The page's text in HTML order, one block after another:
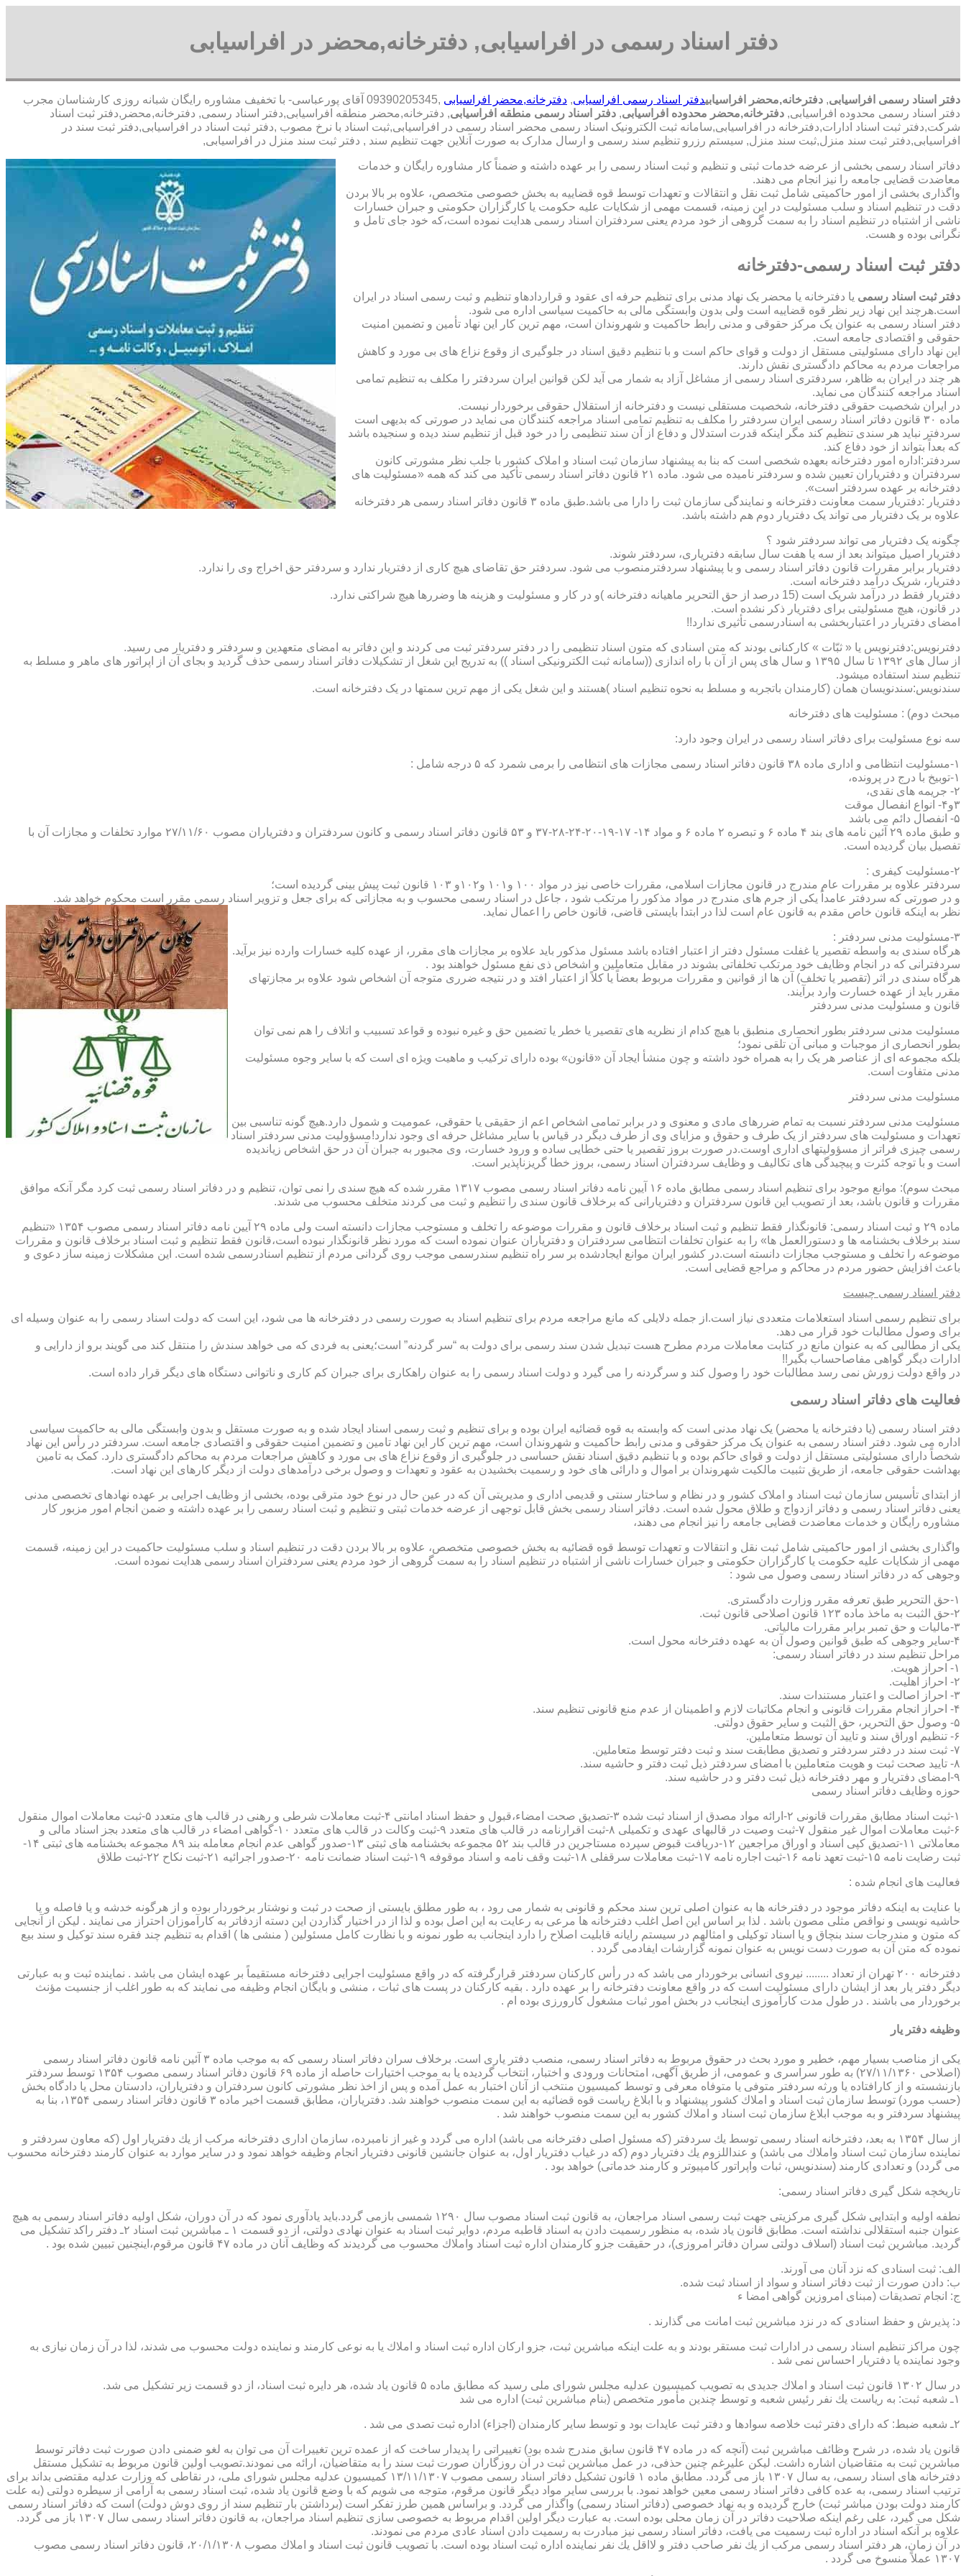
دفتر اسناد رسمی در افراسیابی, دفترخانه,محضر در افراسیابی
دفتر اسناد رسمی افراسیابی, دفترخانه,محضر افراسیابیدفتر اسناد رسمی افراسیابی, دفترخانه,محضر افراسیابی
,09390205345 آقای پورعباسی- با تخفیف مشاوره رايگان شبانه روزی کارشناسان مجرب
دفتر اسناد رسمی محدوده افراسیابی, دفترخانه,محضر محدوده افراسیابی, دفتر اسناد رسمی منطقه افراسیابی, دفترخانه,محضر منطقه افراسیابی,دفتر اسناد رسمی, دفترخانه,محضر,دفتر ثبت اسناد
شرکت,دفتر ثبت اسناد ادارات,دفترخانه در افراسیابی,سامانه ثبت الکترونیک اسناد رسمی محضر اسناد رسمی در افراسیابی,ثبت اسناد با نرخ مصوب ,دفتر ثبت اسناد در افراسیابی,دفتر ثبت سند در
افراسیابی,دفتر ثبت سند منزل,ثبت سند منزل, سیستم رزرو تنظیم سند رسمی و ارسال مدارک به صورت آنلاین جهت تنظیم سند , دفتر ثبت سند منزل در افراسیابی,
دفاتر اسناد رسمی بخشی از عرضه خدمات ثبتی و تنظیم و ثبت اسناد رسمی را بر عهده داشته و ضمناً کار مشاوره رایگان و خدمات
معاضدت قضایی جامعه را نیز انجام می دهند.
واگذاری بخشی از امور حاکمیتی شامل ثبت نقل و انتقالات و تعهدات توسط قوه قضاییه به بخش خصوصی متخصص، علاوه بر بالا بردن
دقت در تنظیم اسناد و سلب مسئولیت در این زمینه، قسمت مهمی از شکایات علیه حکومت یا کارگزاران حکومتی و جبران خسارات
ناشی از اشتباه در تنظیم اسناد را به سمت گروهی از خود مردم یعنی سردفتران اسناد رسمی هدایت نموده است،که خود جای تامل و
نگرانی بوده و هست.
دفتر ثبت اسناد رسمی-دفترخانه
دفتر ثبت اسناد رسمی یا دفترخانه یا محضر یک نهاد مدنی برای تنظیم حرفه ای عقود و قراردادهاو تنظیم و ثبت رسمی اسناد در ایران
است.هرچند این نهاد زیر نظر قوه قضاییه است ولی بدون وابستگی مالی به حاکمیت سیاسی اداره می شود.
دفتر اسناد رسمی به عنوان یک مرکز حقوقی و مدنی رابط حاکمیت و شهروندان است، مهم ترین کار این نهاد تأمین و تضمین امنیت
حقوقی و اقتصادی جامعه است.
این نهاد دارای مسئولیتی مستقل از دولت و قوای حاکم است و با تنظیم دقیق اسناد در جلوگیری از وقوع نزاع های بی مورد و کاهش
مراجعات مردم به محاکم دادگستری نقش دارند.
هر چند در ایران به ظاهر، سردفتری اسناد رسمی از مشاغل آزاد به شمار می آید لکن قوانین ایران سردفتر را مکلف به تنظیم تمامی
اسناد مراجعه کنندگان می نماید.
در ایران شخصیت حقوقی دفترخانه، شخصیت مستقلی نیست و دفترخانه از استقلال حقوقی برخوردار نیست.
ماده ۳۰ قانون دفاتر اسناد رسمی ایران سردفتر را مکلف به تنظیم تمامی اسناد مراجعه کنندگان می نماید در صورتی که بدیهی است
سردفتر نباید هر سندی تنظیم کند مگر اینکه قدرت استدلال و دفاع از آن سند تنظیمی را در خود قبل از تنظیم سند دیده و سنجیده باشد
که بعداً بتواند از خود دفاع کند.
سردفتر:اداره امور دفترخانه بعهده شخصی است که بنا به پیشنهاد سازمان ثبت اسناد و املاک کشور با جلب نظر مشورتی کانون
سردفتران و دفتریاران تعیین شده و سردفتر نامیده می شود. ماده ۲۱ قانون دفاتر اسناد رسمی تأکید می کند که همه «مسئولیت های
دفترخانه بر عهده سردفتر است».
دفتریار :دفتریار سمت معاونت دفترخانه و نمایندگی سازمان ثبت را دارا می باشد.طبق ماده ۳ قانون دفاتر اسناد رسمی هر دفترخانه
علاوه بر یک دفتریار می تواند یک دفتریار دوم هم داشته باشد.
چگونه یک دفتریار می تواند سردفتر شود ؟
دفتریار اصیل میتواند بعد از سه یا هفت سال سابقه دفتریاری، سردفتر شوند.
دفتریار برابر مقررات قانون دفاتر اسناد رسمی و با پیشنهاد سردفترمنصوب می شود. سردفتر حق تقاضای هیچ کاری از دفتریار ندارد و سردفتر حق اخراج وی را ندارد.
دفتریار، شریک درآمد دفترخانه است.
دفتریار فقط در درآمد شریک است (15 درصد از حق التحریر ماهیانه دفترخانه )و در کار و مسئولیت و هزینه ها وضررها هیچ شراکتی ندارد.
در قانون، هیچ مسئولیتی برای دفتریار ذکر نشده است.
امضای دفتریار در اعتباربخشی به اسنادرسمی تأثیری ندارد!!
دفترنویس:دفترنویس یا « ثبّات » کارکنانی بودند که متن اسنادی که متون اسناد تنظیمی را در دفتر سردفتر ثبت می کردند و این دفاتر به امضای متعهدین و سردفتر و دفتریار می رسید.
از سال های ۱۳۹۲ تا سال ۱۳۹۵ و سال های پس از آن با راه اندازی ((سامانه ثبت الکترونیکی اسناد )) به تدریج این شغل از تشکیلات دفاتر اسناد رسمی حذف گردید و بجای آن از اپراتور های ماهر و مسلط به
تنظیم سند استفاده میشود.
سندنویس:سندنویسان همان (کارمندان باتجربه و مسلط به نحوه تنظیم اسناد )هستند و این شغل یکی از مهم ترین سمتها در یک دفترخانه است.
مبحث دوم) : مسئولیت های دفترخانه
سه نوع مسئولیت برای دفاتر اسناد رسمی در ایران وجود دارد:
۱-مسئولیت انتظامی و اداری ماده ۳۸ قانون دفاتر اسناد رسمی مجازات های انتظامی را برمی شمرد که ۵ درجه شامل :
۱-توبیخ با درج در پرونده،
۲- جریمه های نقدی،
۳و۴- انواع انفصال موقت
۵- انفصال دائم می باشد
و طبق ماده ۲۹ آئین نامه های بند ۴ ماده ۶ و تبصره ۲ ماده ۶ و مواد ۱۴- ۱۷-۱۹-۲۰-۲۴-۲۸-۳۷ و ۵۳ قانون دفاتر اسناد رسمی و کانون سردفتران و دفتریاران مصوب ۲۷/۱۱/۶۰ موارد تخلفات و مجازات آن با
تفصیل بیان گردیده است.
۲-مسئولیت کیفری :
سردفتر علاوه بر مقررات عام مندرج در قانون مجازات اسلامی، مقررات خاصی نیز در مواد ۱۰۰ و۱۰۱ و۱۰۲و ۱۰۳ قانون ثبت پیش بینی گردیده است؛
و در صورتی که سردفتر عامداً یکی از جرم های مندرج در مواد مذکور را مرتکب شود ، جاعل در اسناد رسمی محسوب و به مجازاتی که برای جعل و تزویر اسناد رسمی مقرر است محکوم خواهد شد.
نظر به اینکه قانون خاص مقدم به قانون عام است لذا در ابتدا بایستی قاضی، قانون خاص را اعمال نماید.
۳-مسئولیت مدنی سردفتر :
هرگاه سندی به واسطه تقصیر یا غفلت مسئول دفتر از اعتبار افتاده باشد مسئول مذکور باید علاوه بر مجازات های مقرر، از عهده کلیه خسارات وارده نیز برآید.
سردفترانی که در انجام وظایف خود مرتکب تخلفاتی بشوند در مقابل متعاملین و اشخاص ذی نفع مسئول خواهند بود .
هرگاه سندی در اثر (تقصیر یا تخلف) آن ها از قوانین و مقررات مربوط بعضاً یا کلاً از اعتبار افتد و در نتیجه ضرری متوجه آن اشخاص شود علاوه بر مجازتهای
مقرر باید از عهده خسارت وارد برآیند.
قانون و مسئولیت مدنی سردفتر
مسئولیت مدنی سردفتر بطور انحصاری منطبق با هیچ کدام از نظریه های تقصیر یا خطر یا تضمین حق و غیره نبوده و قواعد تسبیب و اتلاف را هم نمی توان
بطور انحصاری از موجبات و مبانی آن تلقی نمود؛
بلکه مجموعه ای از عناصر هر یک را به همراه خود داشته و چون منشأ ایجاد آن «قانون» بوده دارای ترکیب و ماهیت ویژه ای است که با سایر وجوه مسئولیت
مدنی متفاوت است.
مسئولیت مدنی سردفتر
مسئولیت مدنی سردفتر نسبت به تمام ضررهای مادی و معنوی و در برابر تمامی اشخاص اعم از حقیقی یا حقوقی، عمومیت و شمول دارد.هیچ گونه تناسبی بین
تعهدات و مسئولیت های سردفتر از یک طرف و حقوق و مزایای وی از طرف دیگر در قیاس با سایر مشاغل حرفه ای وجود ندارد!مسؤولیت مدنی سردفتر اسناد
رسمی چیزی فراتر از مسؤولیتهای اداری اوست.در صورت بروز تقصیر یا حتی خطایی ساده و ورود خسارت، وی مجبور به جبران آن در حق اشخاص زیاندیده
است و با توجه کثرت و پیچیدگی های تکالیف و وظایف سردفتران اسناد رسمی، بروز خطا گریزناپذیر است.
مبحث سوم): موانع موجود برای تنظیم اسناد رسمی مطابق ماده ۱۶ آیین نامه دفاتر اسناد رسمی مصوب ۱۳۱۷ مقرر شده که هیچ سندی را نمی توان، تنظیم و در دفاتر اسناد رسمی ثبت کرد مگر آنکه موافق
مقررات و قانون باشد، بعد از تصویب این قانون سردفتران و دفتریارانی که برخلاف قانون سندی را تنظیم و ثبت می کردند متخلف محسوب می شدند.
ماده ۲۹ و ثبت اسناد رسمی: قانونگذار فقط تنظیم و ثبت اسناد برخلاف قانون و مقررات موضوعه را تخلف و مستوجب مجازات دانسته است ولی ماده ۲۹ آیین نامه دفاتر اسناد رسمی مصوب ۱۳۵۴ «تنظیم
سند برخلاف بخشنامه ها و دستورالعمل ها» را به عنوان تخلفات انتظامی سردفتران و دفتریاران عنوان نموده است که مورد نظر قانونگذار نبوده است،قانون فقط تنظیم و ثبت اسناد برخلاف قانون و مقررات
موضوعه را تخلف و مستوجب مجازات دانسته است.در کشور ایران موانع ایجادشده بر سر راه تنظیم سندرسمی موجب روی گردانی مردم از تنظیم اسنادرسمی شده است. این مشکلات زمینه ساز دعوی و
باعث افزایش حضور مردم در محاکم و مراجع قضایی است.
دفتر اسناد رسمی چیست
برای تنظیم رسمی اسناد استعلامات متعددی نیاز است.از جمله دلایلی که مانع مراجعه مردم برای تنظیم اسناد به صورت رسمی در دفترخانه ها می شود، این است که دولت اسناد رسمی را به عنوان وسیله ای
برای وصول مطالبات خود قرار می دهد.
یکی از مطالبی که به عنوان مانع در کتابت معاملات مردم مطرح هست تبدیل شدن سند رسمی برای دولت به “سر گردنه” است؛یعنی به فردی که می خواهد سندش را منتقل کند می گویند برو از دارایی و
ادارات دیگر گواهی مفاصاحساب بگیر!!
در واقع دولت زورش نمی رسد مطالبات خود را وصول کند و سرگردنه را می گیرد و دولت اسناد رسمی را به عنوان راهکاری برای جبران کم کاری و ناتوانی دستگاه های دیگر قرار داده است.
فعالیت های دفاتر اسناد رسمی
دفتر اسناد رسمی (یا دفترخانه یا محضر) یک نهاد مدنی است که وابسته به قوه قضائیه ایران بوده و برای تنظیم و ثبت رسمی اسناد ایجاد شده و به صورت مستقل و بدون وابستگی مالی به حاکمیت سیاسی
اداره می شود. دفتر اسناد رسمی به عنوان یک مرکز حقوقی و مدنی رابط حاکمیت و شهروندان است، مهم ترین کار این نهاد تامین و تضمین امنیت حقوقی و اقتصادی جامعه است. سردفتر در رأس این نهاد
شخصاً دارای مسئولیتی مستقل از دولت و قوای حاکم بوده و با تنظیم دقیق اسناد نقش حساسی در جلوگیری از وقوع نزاع های بی مورد و کاهش مراجعات مردم به محاکم دادگستری دارد. کمک به تامین
بهداشت حقوقی جامعه، از طریق تثبیت مالکیت شهروندان بر اموال و دارائی های خود و رسمیت بخشیدن به عقود و تعهدات و وصول برخی درآمدهای دولت از دیگر کارهای این نهاد است.
از ابتدای تأسیس سازمان ثبت اسناد و املاک کشور و در نظام و ساختار سنتی و قدیمی اداری و مدیریتی آن که در عین حال در نوع خود مترقی بوده، بخشی از وظایف اجرایی بر عهده نهادهای تخصصی مدنی
یعنی دفاتر اسناد رسمی و دفاتر ازدواج و طلاق محول شده است. دفاتر اسناد رسمی بخش قابل توجهی از عرضه خدمات ثبتی و تنظیم و ثبت اسناد رسمی را بر عهده داشته و ضمن انجام امور مزبور کار
مشاوره رایگان و خدمات معاضدت قضایی جامعه را نیز انجام می دهند،
واگذاری بخشی از امور حاکمیتی شامل ثبت نقل و انتقالات و تعهدات توسط قوه قضائیه به بخش خصوصی متخصص، علاوه بر بالا بردن دقت در تنظیم اسناد و سلب مسئولیت حاکمیت در این زمینه، قسمت
مهمی از شکایات علیه حکومت یا کارگزاران حکومتی و جبران خسارات ناشی از اشتباه در تنظیم اسناد را به سمت گروهی از خود مردم یعنی سردفتران اسناد رسمی هدایت نموده است.
وجوهی که در دفاتر اسناد رسمی وصول می شود :
۱-حق التحریر طبق تعرفه مقرر وزارت دادگستری.
۲-حق الثبت به ماخذ ماده ۱۲۳ قانون اصلاحی قانون ثبت.
۳-مالیات و حق تمبر برابر مقررات مالیاتی.
۴-سایر وجوهی که طبق قوانین وصول آن به عهده دفترخانه محول است.
مراحل تنظیم سند در دفاتر اسناد رسمی:
۱- احراز هویت.
۲- احراز اهلیت.
۳- احراز اصالت و اعتبار مستندات سند.
۴- احراز انجام مقررات قانونی و انجام مکاتبات لازم و اطمینان از عدم منع قانونی تنظیم سند.
۵- وصول حق التحریر، حق الثبت و سایر حقوق دولتی.
۶- تنظیم اوراق سند و تایید آن توسط متعاملین.
۷- ثبت سند در دفتر سردفتر و تصدیق مطابقت سند و ثبت دفتر توسط متعاملین.
۸- تایید صحت ثبت و هویت متعاملین با امضای سردفتر ذیل ثبت دفتر و حاشیه سند.
۹-امضای دفتریار و مهر دفترخانه ذیل ثبت دفتر و در حاشیه سند.
حوزه وظایف دفاتر اسناد رسمی
۱-ثبت اسناد مطابق مقررات قانونی ۲-ارائه مواد مصدق از اسناد ثبت شده ۳-تصدیق صحت امضاء،قبول و حفظ اسناد امانتی ۴-ثبت معاملات شرطی و رهنی در قالب های متعدد ۵-ثبت معاملات اموال منقول
۶-ثبت معاملات اموال غیر منقول ۷-ثبت وصیت در قالبهای عهدی و تکمیلی ۸-ثبت اقرارنامه در قالب های متعدد ۹-ثبت وکالت در قالب های متعدد ۱۰-گواهی امضاء در قالب های متعدد بجز اسناد مالی و
معاملاتی ۱۱-تصدیق کپی اسناد و اوراق مراجعین ۱۲-دریافت قبوض سپرده مستاجرین در قالب بند ۵۲ مجموعه بخشنامه های ثبتی ۱۳-صدور گواهی عدم انجام معامله بند ۸۹ مجموعه بخشنامه های ثبتی ۱۴-
ثبت رضایت نامه ۱۵-ثبت تعهد نامه ۱۶-ثبت اجاره نامه ۱۷-ثبت معاملات سرقفلی ۱۸-ثبت وقف نامه و اسناد موقوفه ۱۹-ثبت اسناد ضمانت نامه ۲۰-صدور اجرائیه ۲۱-ثبت نکاح ۲۲-ثبت طلاق
فعالیت های انجام شده :
با عنایت به اینکه دفاتر موجود در دفترخانه ها به عنوان اصلی ترین سند محکم و قانونی به شمار می رود ، به طور مطلق بایستی از صحت در ثبت و نوشتار برخوردار بوده و از هرگونه خدشه و یا فاصله و یا
حاشیه نویسی و نواقص مثلی مصون باشد . لذا بر اساس این اصل اغلب دفترخانه ها مرعی به رعایت به این اصل بوده و لذا از در اختیار گذاردن این دسته ازدفاتر به کارآموزان احتراز می نمایند . لیکن از آنجایی
که متون و مندرجات سند بنچاق و یا اسناد توکیلی و امثالهم در سیستم رایانه قابلیت اصلاح را دارد اینجانب به طور نمونه و با نظارت کامل مسئولین ( منشی ها ) اقدام به تنظیم چند فقره سند توکیل و سند بیع
نموده که متن آن به صورت دست نویس به عنوان نمونه گزارشات ایفادمی گردد .
دفترخانه ۲۰۰ تهران از تعداد ........ نیروی انسانی برخوردار می باشد که در رأس کارکنان سردفتر قرارگرفته که در واقع مسئولیت اجرایی دفترخانه مستقیماً بر عهده ایشان می باشد . نماینده ثبت و به عبارتی
دیگر دفتر یار بعد از ایشان دارای مسئولیت است که در واقع معاونت دفترخانه را بر عهده دارد . بقیه کارکنان در پست های ثبات ، منشی و بایگان انجام وظیفه می نمایند که به طور اغلب از جنسیت مؤنث
برخوردار می باشند . در طول مدت کارآموزی اینجانب در بخش امور ثبات مشغول کارورزی بوده ام .
وظیفه دفتر یار
یكی از مناصب بسیار مهم، خطیر و مورد بحث در حقوق مربوط به دفاتر اسناد رسمی، منصب دفتر یاری است. برخلاف سران دفاتر اسناد رسمی كه به موجب ماده ۳ آئین نامه قانون دفاتر اسناد رسمی
(اصلاحی ۲۷/۱۱/۱۳۶۰) به طور سراسری و عمومی، از طریق آگهی، امتحانات ورودی و اختبار، انتخاب گردیده یا به موجب اختیارات حاصله از ماده ۶۹ قانون دفاتر اسناد رسمی مصوب ۱۳۵۴ توسط سردفتر
بازنشسته و از كارافتاده یا ورثه سردفتر متوفی یا متوفاه معرفی و توسط كمیسیون منتخب از آنان اختبار به عمل آمده و پس از اخذ نظر مشورتی كانون سردفتران و دفتریاران، دادستان محل یا دادگاه بخش
(حسب مورد) توسط سازمان ثبت اسناد و املاك كشور پیشنهاد و با ابلاغ ریاست قوه قضائیه به این سمت منصوب خواهند شد. دفتریاران، مطابق قسمت اخیر ماده ۳ قانون دفاتر اسناد رسمی ۱۳۵۴، بنا به
پیشنهاد سردفتر و به موجب ابلاغ سازمان ثبت اسناد و املاك كشور به این سمت منصوب خواهند شد .
از سال ۱۳۵۴ به بعد، دفترخانه اسناد رسمی توسط یك سردفتر (كه مسئول اصلی دفترخانه می باشد) اداره می گردد و غیر از نامبرده، سازمان اداری دفترخانه مركب از یك دفتریار اول (كه معاون سردفتر و
نماینده سازمان ثبت اسناد واملاك می باشد) و عنداللزوم یك دفتریار دوم (كه در غیاب دفتریار اول، به عنوان جانشین قانونی دفتریار انجام وظیفه خواهد نمود و در سایر موارد به عنوان كارمند دفترخانه محسوب
می گردد) و تعدادی كارمند (سندنویس، ثبات واپراتور كامپیوتر و كارمند خدماتی) خواهد بود .
تاریخچه شكل گیری دفاتر اسناد رسمی:
نطفه اولیه و ابتدایی شكل گیری مركزیتی جهت ثبت رسمی اسناد مراجعان، به قانون ثبت اسناد مصوب سال ۱۲۹۰ شمسی بازمی گردد.باید یادآوری نمود كه در آن دوران، شكل اولیه دفاتر اسناد رسمی به هیچ
عنوان جنبه استقلالی نداشته است. مطابق قانون یاد شده، به منظور رسمیت دادن به اسناد قاطبه مردم، دوایر ثبت اسناد به عنوان نهادی دولتی، از دو قسمت ۱ ـ مباشرین ثبت اسناد ۲ـ دفتر راكد تشكیل می
گردید. مباشرین ثبت اسناد (اسلاف دولتی سران دفاتر امروزی)، در حقیقت جزو كارمندان اداره ثبت اسناد واملاك محسوب می گردیدند كه وظایف آنان در ماده ۴۷ قانون مرقوم،اینچنین تبیین شده بود .
الف: ثبت اسنادی كه نزد آنان می آورند.
ب: دادن صورت از ثبت دفاتر اسناد و سواد از اسناد ثبت شده.
ج: انجام تصدیقات (مبنای امروزین گواهی امضا ء
د: پذیرش و حفظ اسنادی كه در نزد مباشرین ثبت امانت می گذارند .
چون مراكز تنظیم اسناد رسمی در ادارات ثبت مستقر بودند و به علت اینكه مباشرین ثبت، جزو اركان اداره ثبت اسناد و املاك یا به نوعی كارمند و نماینده دولت محسوب می شدند، لذا در آن زمان نیازی به
وجود نماینده یا دفتریار احساس نمی شد .
در سال ۱۳۰۲ قانون ثبت اسناد و املاك جدیدی به تصویب كمیسیون عدلیه مجلس شورای ملی رسید كه مطابق ماده ۵ قانون یاد شده، هر دایره ثبت اسناد، از دو قسمت زیر تشكیل می شد.
۱ـ شعبه ثبت: به ریاست یك نفر رئیس شعبه و توسط چندین مأمور متخصص (بنام مباشرین ثبت) اداره می شد
۲ـ شعبه ضبط: كه دارای دفتر ثبت خلاصه سوادها و دفتر ثبت عایدات بود و توسط سایر كارمندان (اجزاء) اداره ثبت تصدی می شد .
قانون یاد شده، در شرح وظائف مباشرین ثبت (آنچه كه در ماده ۴۷ قانون سابق مندرج شده بود) تغییراتی را پدیدار ساخت كه از عمده ترین تغییرات آن می توان به لغو ضمنی دادن صورت ثبت دفاتر توسط
مباشرین ثبت به متقاضیان اشاره داشت. لیكن علیرغم چنین حذفی، در عمل مباشرین ثبت در آن روزگاران صورت ثبت سند را به متقاضیان، ارائه می نمودند.تصویب اولین قانون مربوط به تشكیل مستقل
دفترخانه های اسناد رسمی، به سال ۱۳۰۷ باز می گردد. مطابق ماده ۱ قانون تشكیل دفاتر اسناد رسمی مصوب ۱۳/۱۱/۱۳۰۷ كمیسیون عدلیه مجلس شورای ملی، در نقاطی كه وزارت عدلیه مقتضی بداند برای
ترتیب اسناد رسمی، به عده كافی دفاتر اسناد رسمی معین خواهد نمود. با بررسی سایر مواد دیگر قانون مرقوم، متوجه می شویم كه با وضع قانون یاد شده، ثبت اسناد رسمی به آرامی از سیطره دولتی (به علت
كارمند دولت بودن مباشر ثبت) خارج گردیده و به نهاد خصوصی (دفاتر اسناد رسمی) واگذار می گردد. و براساس همین طرز تفكر است (برداشتن بار تنظیم سند از روی دوش دولت) است كه دفاتر اسناد رسمی
شكل می گیرد، علی رغم اینكه صلاحیت دفاتر در آن زمان محلی بوده است. به عبارت دیگر اولین اقدام مربوط به خصوصی سازی تنظیم اسناد مراجعان، به قانون دفاتر اسناد رسمی سال ۱۳۰۷ باز می گردد.
علاوه بر آنكه اسناد در اداره ثبت رسمیت می یافت، دفاتر اسناد رسمی نیز مبادرت به رسمیت دادن اسناد عادی مردم می نمودند.
در آن زمان، هر دفتر اسناد رسمی مركب از یك نفر صاحب دفتر و لااقل یك نفر نماینده اداره ثبت اسناد بوده است. با تصویب قانون ثبت اسناد و املاك مصوب ۲۰/۱/۱۳۰۸، قانون دفاتر اسناد رسمی مصوب
۱۳۰۷ عملاً منسوخ می گردد .